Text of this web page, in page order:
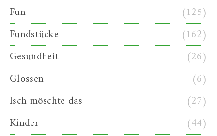
Fun
(125)
Fundstücke
(162)
Gesundheit
(26)
Glossen
(6)
Isch möschte das
(27)
Kinder
(44)